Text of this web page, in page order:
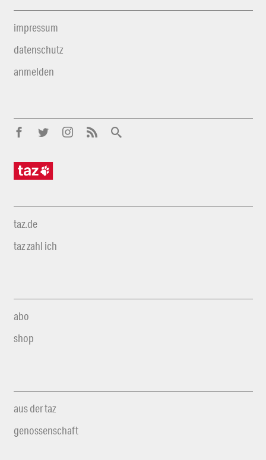
impressum
datenschutz
anmelden
taz.de
taz zahl ich
abo
shop
aus der taz
genossenschaft